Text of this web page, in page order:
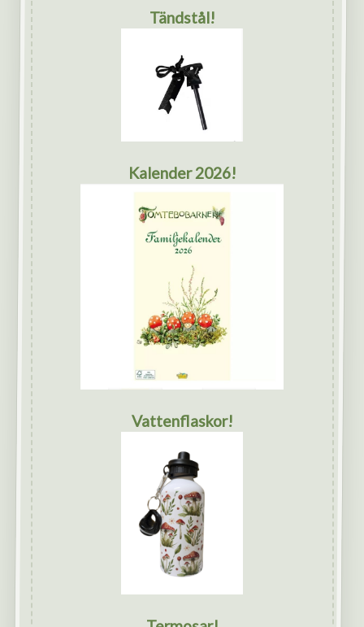
Tändstål!
Kalender 2026!
Vattenflaskor!